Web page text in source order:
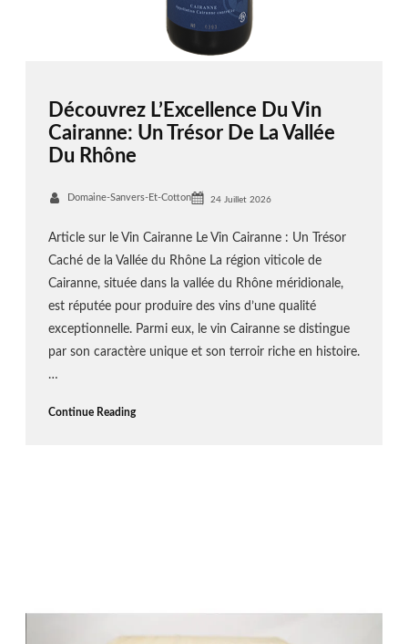
Découvrez L’Excellence Du Vin
Cairanne: Un Trésor De La Vallée
Du Rhône
Domaine-Sanvers-Et-Cotton 24 Juillet 2026
Article sur le Vin Cairanne Le Vin Cairanne : Un Trésor
Caché de la Vallée du Rhône La région viticole de
Cairanne, située dans la vallée du Rhône méridionale,
est réputée pour produire des vins d’une qualité
exceptionnelle. Parmi eux, le vin Cairanne se distingue
par son caractère unique et son terroir riche en histoire.
…
Continue Reading